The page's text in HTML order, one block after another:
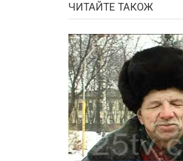
ЧИТАЙТЕ ТАКОЖ